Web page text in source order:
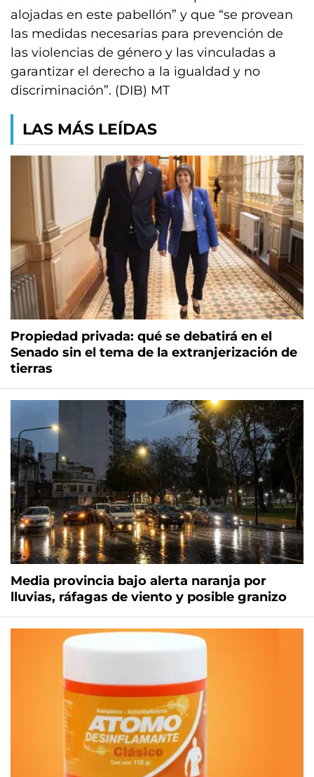
alojadas en este pabellón” y que “se provean
las medidas necesarias para prevención de
las violencias de género y las vinculadas a
garantizar el derecho a la igualdad y no
discriminación”. (DIB) MT
LAS MÁS LEÍDAS
Propiedad privada: qué se debatirá en el
Senado sin el tema de la extranjerización de
tierras
Media provincia bajo alerta naranja por
lluvias, ráfagas de viento y posible granizo